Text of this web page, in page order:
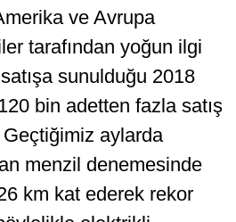
ve Avrupa
tarafından yoğun ilgi
sunulduğu 2018
bin adetten fazla satış
Geçtiğimiz aylarda
menzil denemesinde
km kat ederek rekor